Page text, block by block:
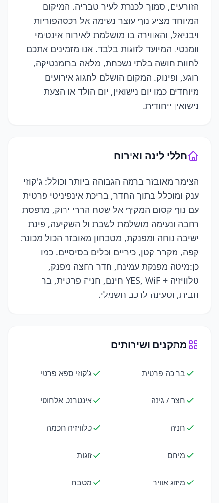
הזורעים, סמוך לכנרת לעיר טבריה. המיקום
המיוחד מציע נוף עוצר נשימה אל רכסהפוריות
ויבניאל, והאווירה בו מושלמת לאירוח אינטימי
וומנטי, המיועד לזוגות בלבד. אנו מזמינים אתכם
לחוות חושה בלתי נשכחת, מלאה ברומנטיקה,
רוגע, ופינוק. המקום הושלם לחגוג אירועים
מיוחדים כמו יום נישואין, יום הולד או הצעת
נישואין ייחודית.
חללי לינה ואירוח
הצימר מאובזר ברמה הגבוהה ביותר וכולל: ג'קוזי
ענק ומוכלל בתוך החדר, בריכת אינפיניטי פרטית
עם נוף קסום המקיף אל שטח הררי ירוק, מרפסת
רחבה ונעימה מושלמת לשבת ול השקיעה, פינת
ישיבה נוחה ומפנקת, מטבחון מאובזר הכול מכונת
קפה, מקרר קטן, כיריים וכלים בסיסיים. כמו
כן:מיטה מפנקת עמינח, חדר רחצה מפנק,
טלוויזיה + YES, WiF חינם, חניה פרטית, בר
חבית, וטעינה לרכב חשמלי.
מתקנים ושירותים
בריכה פרטית ג'קוזי ספא פרטי
חצר / גינה אינטרנט אלחוטי
חניה טלוויזיה חכמה
מיחם זוגות
מיזוג אוויר מטבח